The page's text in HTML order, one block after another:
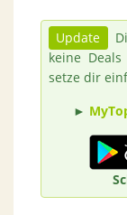
Update
keine
setze dir
►